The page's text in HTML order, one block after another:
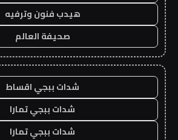
هيدب فنون وترفيه
صحيفة العالم
شدات ببجي اقساط
شدات ببجي تمارا
شدات ببجي تمارا